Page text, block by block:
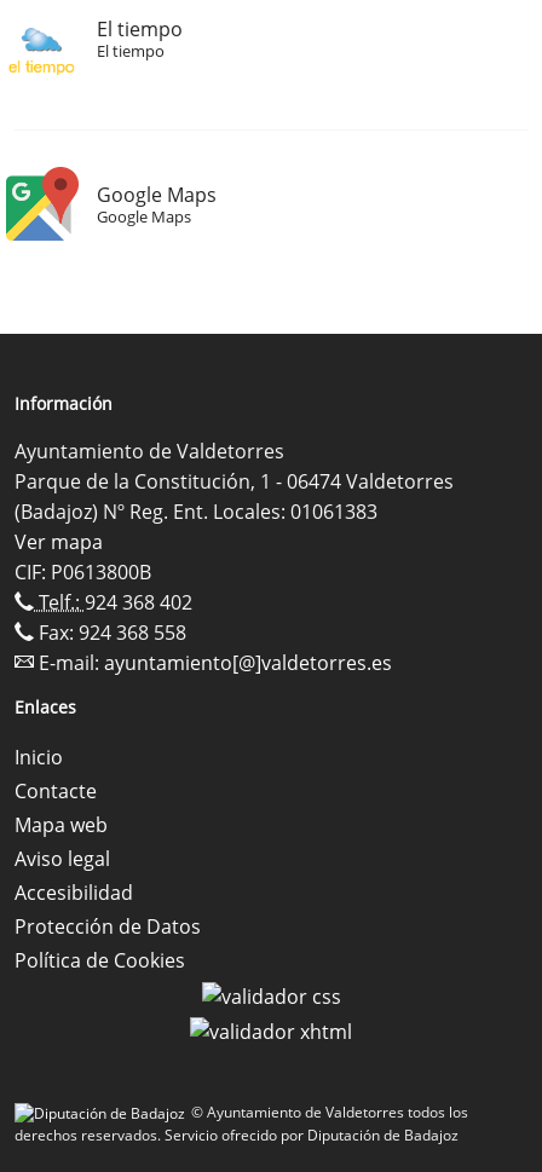
El tiempo
El tiempo
Google Maps
Google Maps
Información
Ayuntamiento de Valdetorres
Parque de la Constitución, 1 - 06474 Valdetorres
(Badajoz) Nº Reg. Ent. Locales: 01061383
Ver mapa
CIF: P0613800B
Telf.: 924 368 402
Fax: 924 368 558
E-mail: ayuntamiento[@]valdetorres.es
Enlaces
Inicio
Contacte
Mapa web
Aviso legal
Accesibilidad
Protección de Datos
Política de Cookies
© Ayuntamiento de Valdetorres todos los
derechos reservados.Servicio ofrecido por Diputación de Badajoz